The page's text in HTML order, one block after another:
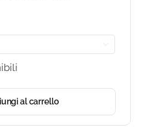
al carrello